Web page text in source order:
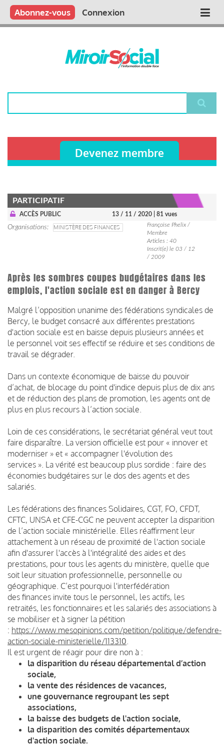
Aller
contenu
Main
Qui sommes nous ?
Vous publiez
Nous publions
Contactez-nous
Abonnez-vous Connexion
Devenez membre
PARTICIPATIF
ACCÈS PUBLIC 13 / 11 / 2020 | 81 vues
Organisations MINISTÈRE DES FINANCES
Françoise Phelix /
Membre
Articles : 40
Inscrit(e) le 03 / 12
/ 2009
Après les sombres coupes budgétaires dans les
emplois, l'action sociale est en danger à Bercy
Malgré l’opposition unanime des fédérations syndicales de
Bercy, le budget consacré aux différentes prestations
d'action sociale est en baisse depuis plusieurs années et
le personnel voit ses effectif se réduire et ses conditions de
travail se dégrader.
Dans un contexte économique de baisse du pouvoir
d’achat, de blocage du point d'indice depuis plus de dix ans
et de réduction des plans de promotion, les agents ont de
plus en plus recours à l’action sociale.
Loin de ces considérations, le secrétariat général veut tout
faire disparaître. La version officielle est pour « innover et
moderniser » et « accompagner l'évolution des
services ». La vérité est beaucoup plus sordide : faire des
économies budgétaires sur le dos des agents et des
salariés.
Les fédérations des finances Solidaires, CGT, FO, CFDT,
CFTC, UNSA et CFE-CGC ne peuvent accepter la disparition
de l’action sociale ministérielle. Elles réaffirment leur
attachement à un réseau de proximité de l'action sociale
afin d'assurer l'accès à l'intégralité des aides et des
prestations, pour tous les agents du ministère, quelle que
soit leur situation professionnelle, personnelle ou
géographique. C’est pourquoi l'interfédération
des finances invite tous le personnel, les actifs, les
retraités, les fonctionnaires et les salariés des associations à
se mobiliser et à signer la pétition
: https://www.mesopinions.com/petition/politique/defendre-
action-sociale-ministerielle/113310
Il est urgent de réagir pour dire non à :
la disparition du réseau départemental d’action
sociale,
la vente des résidences de vacances,
une gouvernance regroupant les sept
associations,
la baisse des budgets de l'action sociale,
la disparition des comités départementaux
d'action sociale.